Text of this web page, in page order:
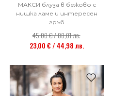
МАКСИ блуза в бежово с
нишка ламе и интересен
гръб
45,00 € / 88,01 лв.
23,00 € / 44,98 лв.